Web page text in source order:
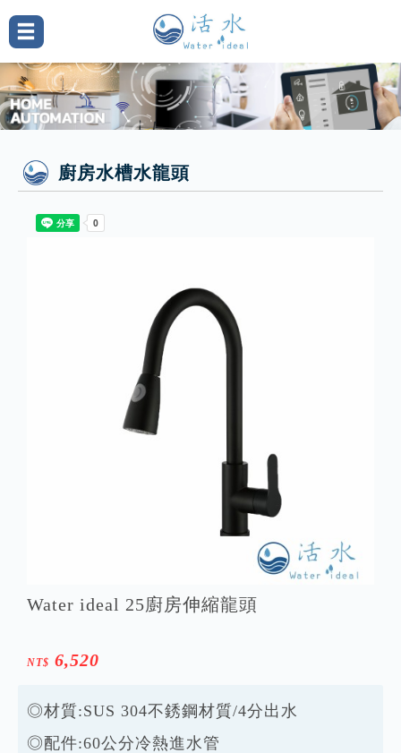
廚房水槽水龍頭
Water ideal 25廚房伸縮龍頭
NT$ 6,520
◎材質:SUS 304不銹鋼材質/4分出水
◎配件:60公分冷熱進水管